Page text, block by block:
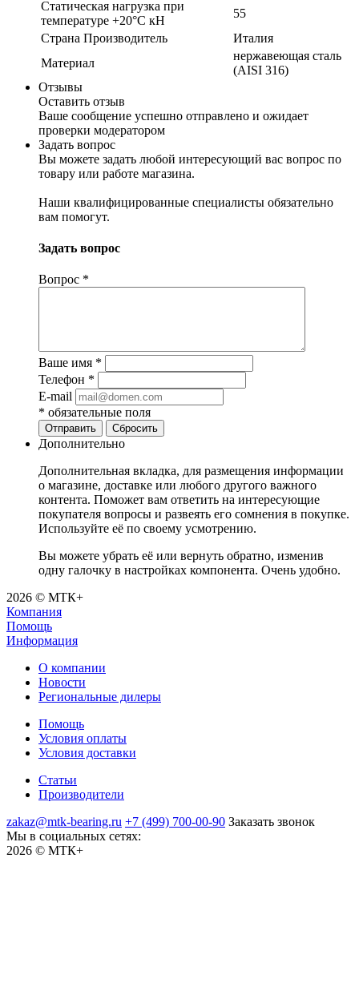
Статическая нагрузка при
температуре +20°С кН
55
Страна Производитель
Италия
Материал
нержавеющая сталь
(AISI 316)
Отзывы
Оставить отзыв
Ваше сообщение успешно отправлено и ожидает
проверки модератором
Задать вопрос
Вы можете задать любой интересующий вас вопрос по
товару или работе магазина.
Наши квалифицированные специалисты обязательно
вам помогут.
Задать вопрос
Вопрос *
Ваше имя *
Телефон *
E-mail
* обязательные поля
Отправить Сбросить
Дополнительно
Дополнительная вкладка, для размещения информации
о магазине, доставке или любого другого важного
контента. Поможет вам ответить на интересующие
покупателя вопросы и развеять его сомнения в покупке.
Используйте её по своему усмотрению.
Вы можете убрать её или вернуть обратно, изменив
одну галочку в настройках компонента. Очень удобно.
2026 © МТК+
Компания
Помощь
Информация
О компании
Новости
Региональные дилеры
Помощь
Условия оплаты
Условия доставки
Статьи
Производители
zakaz@mtk-bearing.ru +7 (499) 700-00-90 Заказать звонок
Мы в социальных сетях:
2026 © МТК+